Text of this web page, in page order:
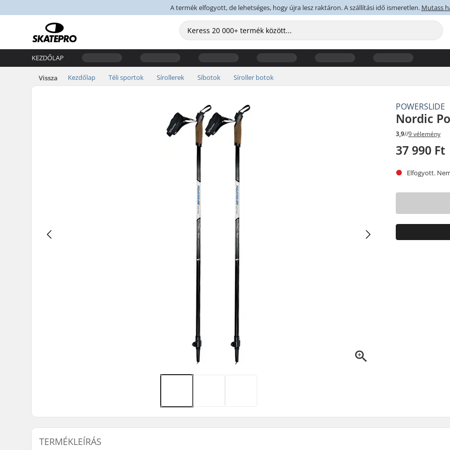
A termék elfogyott, de lehetséges, hogy újra lesz raktáron. A szállítási idő ismeretlen. Mutass
KEZDŐLAP
Vissza Kezdőlap Téli sportok Sírollerek Síbotok Síroller botok
POWERSLIDE
Nordic
3,9//9 vélemény
37 990 Ft
Elfogyott.
TERMÉKLEÍRÁS